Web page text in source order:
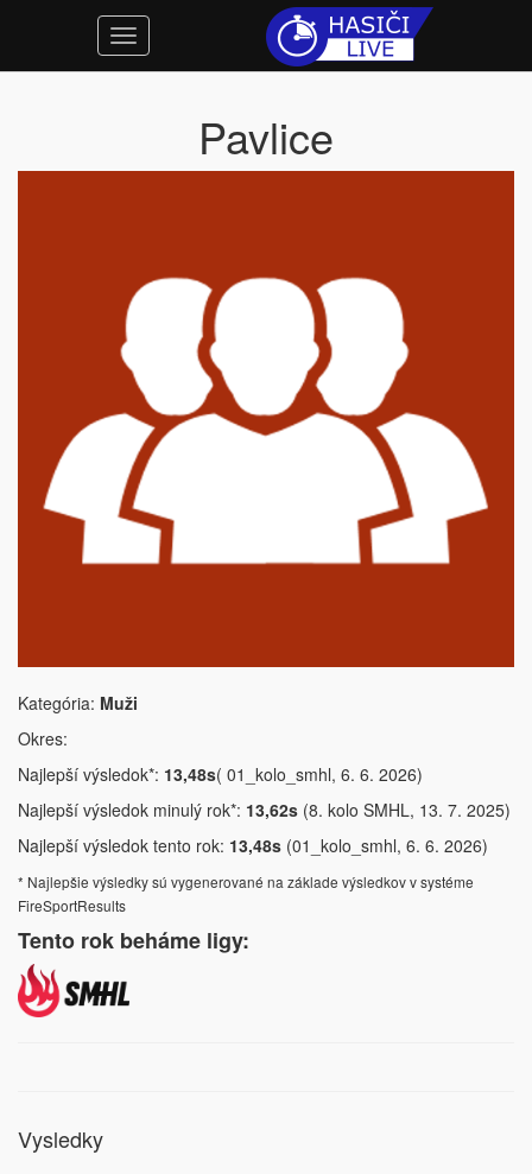
Pavlice
Kategória: Muži
Okres:
Najlepší výsledok*: 13,48s( 01_kolo_smhl, 6. 6. 2026)
Najlepší výsledok minulý rok*: 13,62s (8. kolo SMHL, 13. 7. 2025)
Najlepší výsledok tento rok: 13,48s (01_kolo_smhl, 6. 6. 2026)
* Najlepšie výsledky sú vygenerované na základe výsledkov v systéme
FireSportResults
Tento rok beháme ligy:
Vysledky